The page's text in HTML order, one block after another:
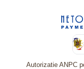
Autorizatie ANPC